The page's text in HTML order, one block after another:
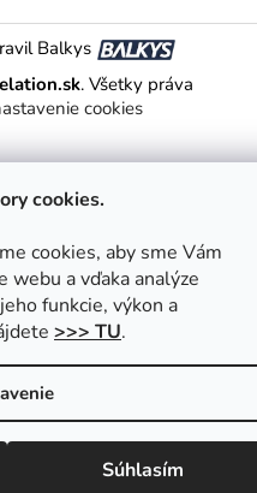
cookies.
cookies, aby sme Vám
a vďaka analýze
funkcie, výkon a
>>> TU.
Súhlasím
Balkys
. Všetky práva
cookies